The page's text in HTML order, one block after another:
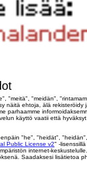
"meitä", "meidän",
näitä ehtoja, älä rekisteröidy
parhaamme
käyttö vaatii että
"he", "heidät",
Public License v2" -
internet-
Saadaksesi lisätietoa